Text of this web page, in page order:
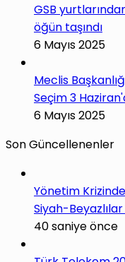
GSB
öğün taşındı
6 Mayıs 2025
Meclis
Seçim 3
6 Mayıs 2025
Son Güncellenenler
Yönetim
Siyah-
40 saniye önce